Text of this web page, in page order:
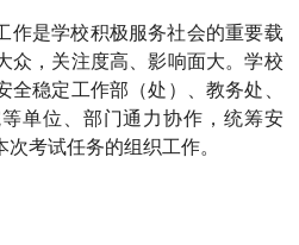
作是学校积极服务社会的重要载
众，关注度高、影响面大。学校
全稳定工作部（处）、教务处、
单位、部门通力协作，统筹安
考试任务的组织工作。